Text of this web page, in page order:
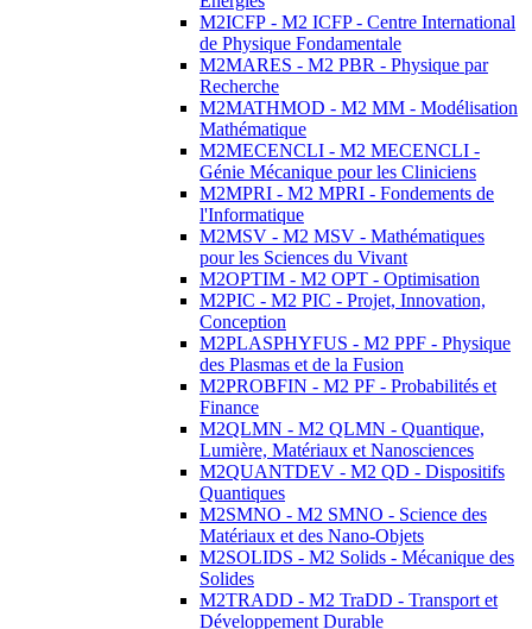
M2ICFP - M2 ICFP - Centre International
de Physique Fondamentale
M2MARES - M2 PBR - Physique par
Recherche
M2MATHMOD - M2 MM - Modélisation
Mathématique
M2MECENCLI - M2 MECENCLI -
Génie Mécanique pour les Cliniciens
M2MPRI - M2 MPRI - Fondements de
l'Informatique
M2MSV - M2 MSV - Mathématiques
pour les Sciences du Vivant
M2OPTIM - M2 OPT - Optimisation
M2PIC - M2 PIC - Projet, Innovation,
Conception
M2PLASPHYFUS - M2 PPF - Physique
des Plasmas et de la Fusion
M2PROBFIN - M2 PF - Probabilités et
Finance
M2QLMN - M2 QLMN - Quantique,
Lumière, Matériaux et Nanosciences
M2QUANTDEV - M2 QD - Dispositifs
Quantiques
M2SMNO - M2 SMNO - Science des
Matériaux et des Nano-Objets
M2SOLIDS - M2 Solids - Mécanique des
Solides
M2TRADD - M2 TraDD - Transport et
Développement Durable